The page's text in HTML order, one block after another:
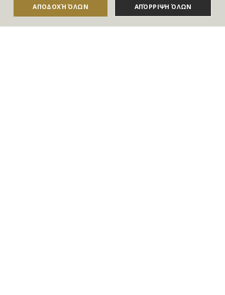
ΑΓΟΡΑΣΕ ΤΟ
Για να ενημερώνεστε άμεσα για τους Διαγωνισμούς, τα
Δώρα, τις Νέες Προσφορές & τις Νέες Δωροεπιταγές
ΑΠΟΔΟΧΉ ΌΛΩΝ ΑΠΌΡΡΙΨΗ ΌΛΩΝ